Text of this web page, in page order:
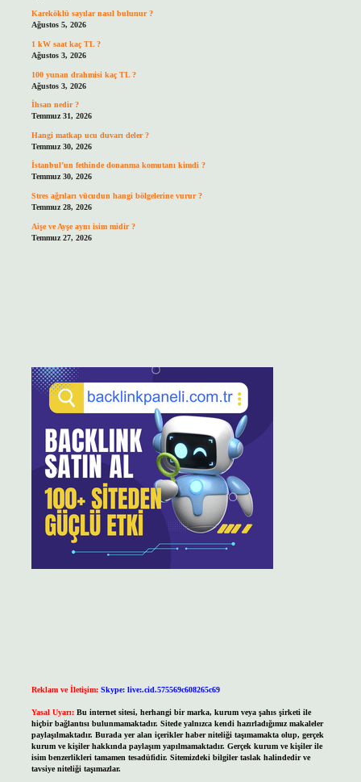
Kareköklü sayılar nasıl bulunur ?
Ağustos 5, 2026
1 kW saat kaç TL ?
Ağustos 3, 2026
100 yunan drahmisi kaç TL ?
Ağustos 3, 2026
İhsan nedir ?
Temmuz 31, 2026
Hangi matkap ucu duvarı deler ?
Temmuz 30, 2026
İstanbul’un fethinde donanma komutanı kimdi ?
Temmuz 30, 2026
Stres ağrıları vücudun hangi bölgelerine vurur ?
Temmuz 28, 2026
Aişe ve Ayşe aynı isim midir ?
Temmuz 27, 2026
Reklam ve İletişim: Skype: live:.cid.575569c608265c69
Yasal Uyarı: Bu internet sitesi, herhangi bir marka, kurum veya şahıs şirketi ile
hiçbir bağlantısı bulunmamaktadır. Sitede yalnızca kendi hazırladığımız makaleler
paylaşılmaktadır. Burada yer alan içerikler haber niteliği taşımamakta olup, gerçek
kurum ve kişiler hakkında paylaşım yapılmamaktadır. Gerçek kurum ve kişiler ile
isim benzerlikleri tamamen tesadüfidir. Sitemizdeki bilgiler taslak halindedir ve
tavsiye niteliği taşımazlar.